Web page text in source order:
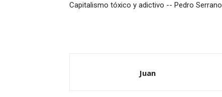
Capitalismo tóxico y adictivo -- Pedro Serrano
Juan